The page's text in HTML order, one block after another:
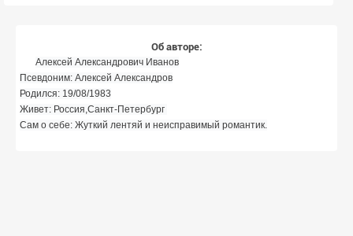
Об авторе:
Алексей Александрович Иванов
Псевдоним: Алексей Александров
Родился: 19/08/1983
Живет: Россия,Санкт-Петербург
Сам о себе: Жуткий лентяй и неисправимый романтик.